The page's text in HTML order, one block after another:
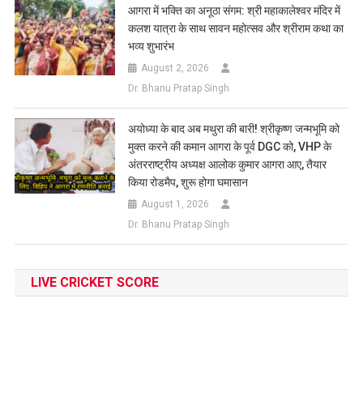
आगरा में भक्ति का अनूठा संगम: श्री महाकालेश्वर मंदिर में
कलश यात्रा के साथ सावन महोत्सव और श्रीराम कथा का
भव्य शुभारंभ
August 2, 2026
Dr. Bhanu Pratap Singh
अयोध्या के बाद अब मथुरा की बारी! श्रीकृष्ण जन्मभूमि को
मुक्त करने की कमान आगरा के पूर्व DGC को, VHP के
अंतरराष्ट्रीय अध्यक्ष आलोक कुमार आगरा आए, तैयार
किया रोडमैप, शुरू होगा घमासान
August 1, 2026
Dr. Bhanu Pratap Singh
LIVE CRICKET SCORE